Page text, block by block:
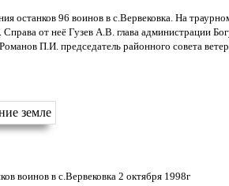
останков 96 воинов в с.Вервековка. На
от неё Гузев А.В. глава администрации
П.И. председатель районного совета
воинов в с.Вервековка 2 октября 1998г